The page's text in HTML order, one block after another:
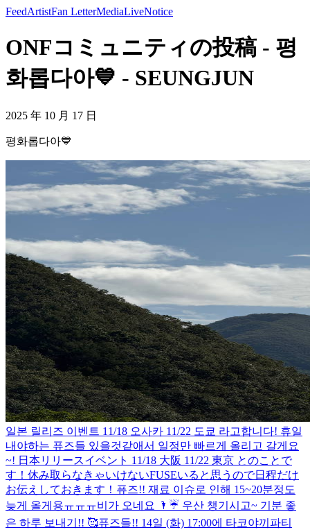
FeedArtistFan LetterMediaLiveNotice
ONFコミュニティの投稿 - 평
화롭다아💙 - SEUNGJUN
2025 年 10 月 17 日
평화롭다아💙
일본 릴리즈 이벤트 11/18 오사카 11/22 도쿄 라고합니다! 휴일
내야하는 퓨즈들 있을것같애서 일정만 빠르게 올리고 갈게요
~! 日本リリースイベント 11/18 大阪 11/22 東京 とのことで
す！休み取らなきゃいけないFUSEいると思うので日程だけ
お伝えしておきます！ 퓨즈!! 재료 이슈로 인해 15~20분정도
늦게 올게용ㅠㅠㅠ비가 오네요 🌂☔️ 우산 챙기시고~ 기분 좋
은 하루 보내기!! 🥰퓨즈들!! 14일 (화) 17:00에 타코야끼파티